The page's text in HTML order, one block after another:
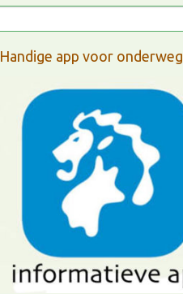
Handige app voor onderweg